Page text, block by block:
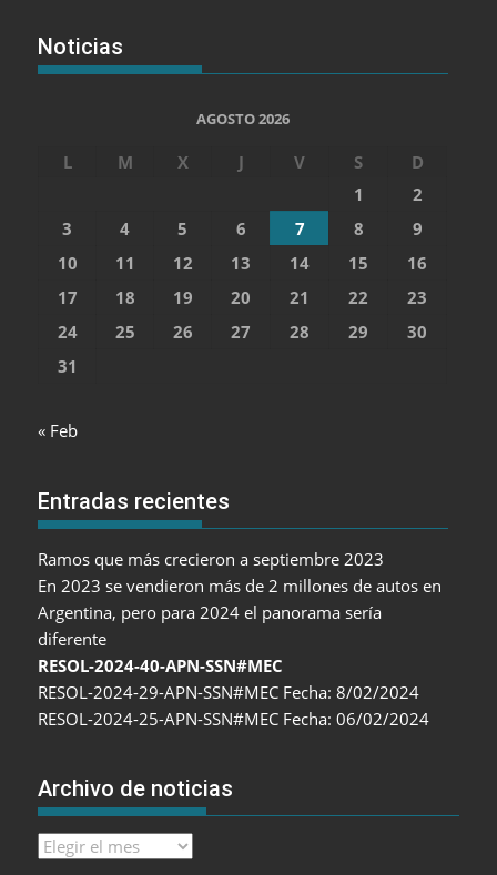
Noticias
AGOSTO 2026
L M X J V S
D
1
2
3
4 5 6 7 8
9
10
11 12 13 14 15
16
17
18 19 20 21 22
23
24
25 26 27 28 29
30
31
« Feb
Entradas recientes
Ramos que más crecieron a septiembre 2023
En 2023 se vendieron más de 2 millones de autos en
Argentina, pero para 2024 el panorama sería
diferente
RESOL-2024-40-APN-SSN#MEC
RESOL-2024-29-APN-SSN#MEC Fecha: 8/02/2024
RESOL-2024-25-APN-SSN#MEC Fecha: 06/02/2024
Archivo de noticias
Archivo